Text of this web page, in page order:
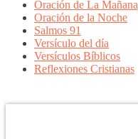
Oración de La Mañana
Oración de la Noche
Salmos 91
Versículo del día
Versículos Bíblicos
Reflexiones Cristianas